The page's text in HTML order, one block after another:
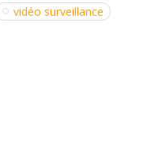
vidéo surveillance